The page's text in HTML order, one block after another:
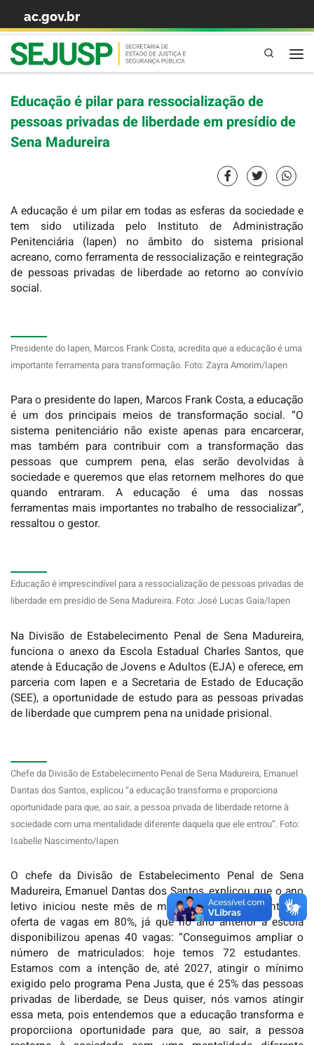
Skip to content
ac.gov.br
Pesquisa
Educação é pilar para ressocialização de
pessoas privadas de liberdade em presídio de
Sena Madureira
A educação é um pilar em todas as esferas da sociedade e
tem sido utilizada pelo Instituto de Administração
Penitenciária (Iapen) no âmbito do sistema prisional
acreano, como ferramenta de ressocialização e reintegração
de pessoas privadas de liberdade ao retorno ao convívio
social.
Presidente do Iapen, Marcos Frank Costa, acredita que a educação é uma
importante ferramenta para transformação. Foto: Zayra Amorim/Iapen
Para o presidente do Iapen, Marcos Frank Costa, a educação
é um dos principais meios de transformação social. “O
sistema penitenciário não existe apenas para encarcerar,
mas também para contribuir com a transformação das
pessoas que cumprem pena, elas serão devolvidas à
sociedade e queremos que elas retornem melhores do que
quando entraram. A educação é uma das nossas
ferramentas mais importantes no trabalho de ressocializar”,
ressaltou o gestor.
Educação é imprescindível para a ressocialização de pessoas privadas de
liberdade em presídio de Sena Madureira. Foto: José Lucas Gaia/Iapen
Na Divisão de Estabelecimento Penal de Sena Madureira,
funciona o anexo da Escola Estadual Charles Santos, que
atende à Educação de Jovens e Adultos (EJA) e oferece, em
parceria com Iapen e a Secretaria de Estado de Educação
(SEE), a oportunidade de estudo para as pessoas privadas
de liberdade que cumprem pena na unidade prisional.
Chefe da Divisão de Estabelecimento Penal de Sena Madureira, Emanuel
Dantas dos Santos, explicou “a educação transforma e proporciona
oportunidade para que, ao sair, a pessoa privada de liberdade retorne à
sociedade com uma mentalidade diferente daquela que ele entrou”. Foto:
Isabelle Nascimento/Iapen
O chefe da Divisão de Estabelecimento Penal de Sena
Madureira, Emanuel Dantas dos Santos, explicou que o ano
letivo iniciou neste mês de março com um aumento na
oferta de vagas em 80%, já que no ano anterior a escola
disponibilizou apenas 40 vagas: “Conseguimos ampliar o
número de matriculados: hoje temos 72 estudantes.
Estamos com a intenção de, até 2027, atingir o mínimo
exigido pelo programa Pena Justa, que é 25% das pessoas
privadas de liberdade, se Deus quiser, nós vamos atingir
essa meta, pois entendemos que a educação transforma e
proporciiona oportunidade para que, ao sair, a pessoa